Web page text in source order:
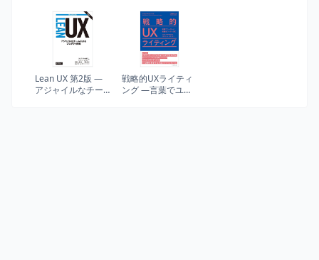
ャピタリストは何
を見ているのか
ケーション開発の
ベストプラクティ
Lean UX 第2版 ―
アジャイルなチー
戦略的UXライティ
ング ―言葉でユー